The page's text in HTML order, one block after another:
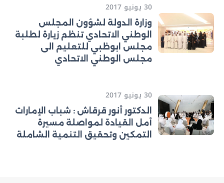
30 يونيو 2017
وزارة الدولة لشؤون المجلس
الوطني الاتحادي تنظم زيارة لطلبة
مجلس ابوظبي للتعليم الى
مجلس الوطني الاتحادي
30 يونيو 2017
الدكتور أنور قرقاش : شباب الإمارات
أمل القيادة لمواصلة مسيرة
التمكين وتحقيق التنمية الشاملة